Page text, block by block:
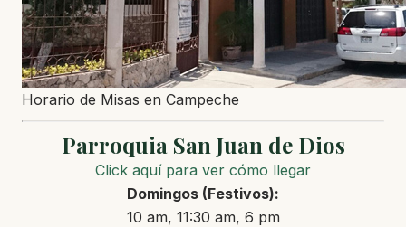
Horario de Misas en Campeche
Parroquia San Juan de Dios
Click aquí para ver cómo llegar
Domingos (Festivos):
10 am, 11:30 am, 6 pm